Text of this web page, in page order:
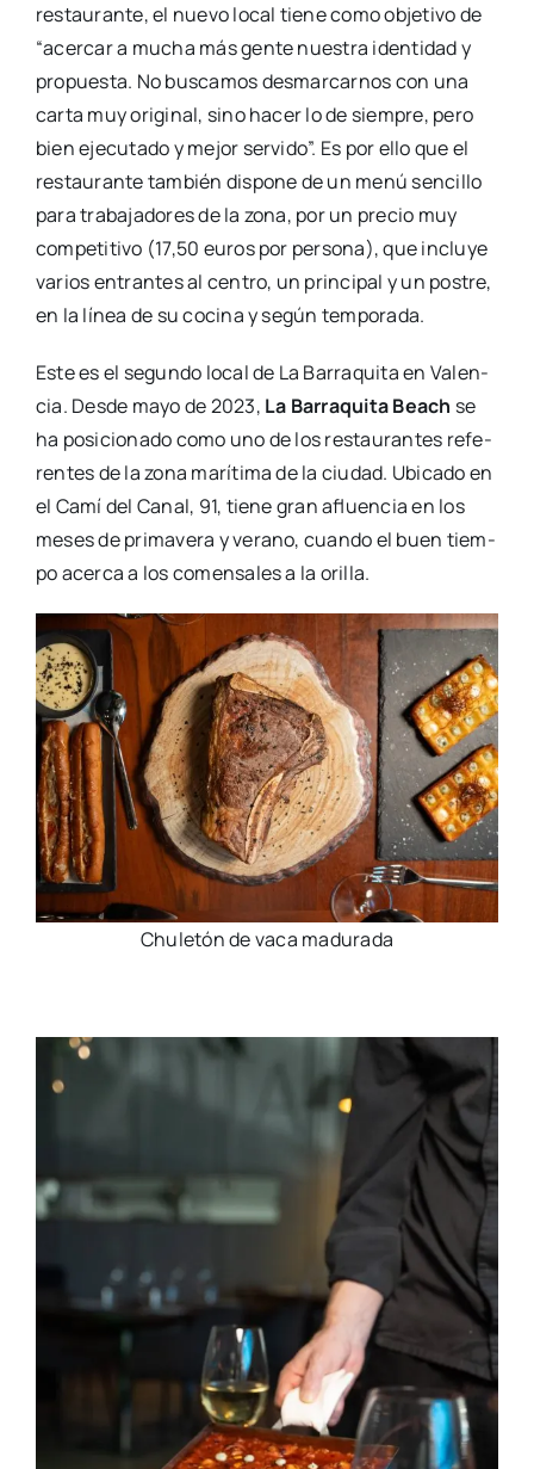
res­tau­ran­te, el nue­vo local tie­ne como obje­ti­vo de
“acer­car a mucha más gen­te nues­tra iden­ti­dad y
pro­pues­ta. No bus­ca­mos des­mar­car­nos con una
car­ta muy ori­gi­nal, sino hacer lo de siem­pre, pero
bien eje­cu­ta­do y mejor ser­vi­do”. Es por ello que el
res­tau­ran­te tam­bién dis­po­ne de un menú sen­ci­llo
para tra­ba­ja­do­res de la zona, por un pre­cio muy
com­pe­ti­ti­vo (17,50 euros por per­so­na), que inclu­ye
varios entran­tes al cen­tro, un prin­ci­pal y un pos­tre,
en la línea de su coci­na y según tem­po­ra­da.
Este es el segun­do local de La Barra­qui­ta en Valen­
cia. Des­de mayo de 2023, La Barra­qui­ta Beach se
ha posi­cio­na­do como uno de los res­tau­ran­tes refe­
ren­tes de la zona marí­ti­ma de la ciu­dad. Ubi­ca­do en
el Camí del Canal, 91, tie­ne gran afluen­cia en los
meses de pri­ma­ve­ra y verano, cuan­do el buen tiem­
po acer­ca a los comen­sa­les a la ori­lla.
Chu­le­tón de vaca madu­ra­da